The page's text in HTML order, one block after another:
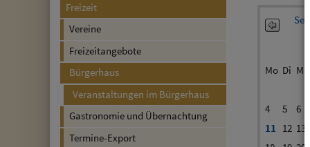
Freizeit
Vereine
Freizeitangebote
Bürgerhaus
Veranstaltungen im Bürgerhaus
Gastronomie und Übernachtung
Termine-Export
Mo Di Mi
4
5 6
11 12 13